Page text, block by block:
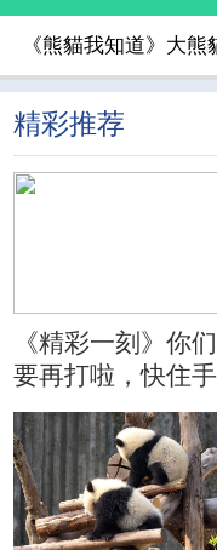
《熊貓我知道》大
精彩推荐
《精彩一刻》你
要再打啦，快住手